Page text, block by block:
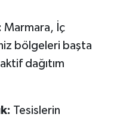
Marmara, İç
bölgeleri başta
dağıtım
Tesislerin